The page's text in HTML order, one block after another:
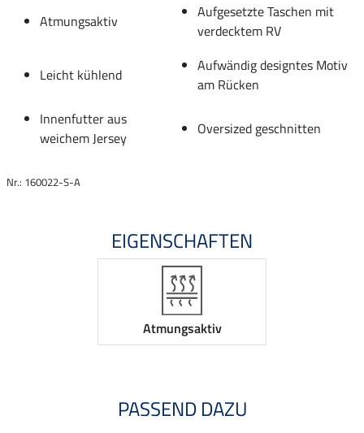
Atmungsaktiv
Aufgesetzte Taschen mit
verdecktem RV
Leicht kühlend
Aufwändig designtes Motiv
am Rücken
Innenfutter aus
weichem Jersey
Oversized geschnitten
Nr.: 160022-S-A
EIGENSCHAFTEN
Atmungsaktiv
PASSEND DAZU